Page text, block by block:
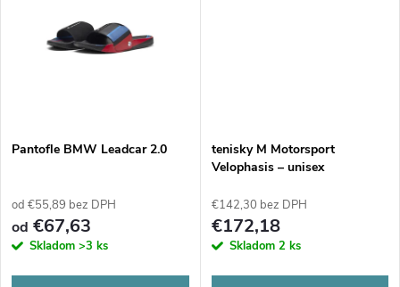
o
v
Pantofle BMW Leadcar 2.0
od €55,89 bez DPH
od €67,63
Skladom >3 ks
tenisky M Motorsport
Velophasis – unisex
€142,30 bez DPH
€172,18
Skladom 2 ks